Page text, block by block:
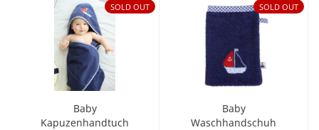
SOLD OUT
Baby
Kapuzenhandtuch
SOLD OUT
Baby
Waschhandschuh